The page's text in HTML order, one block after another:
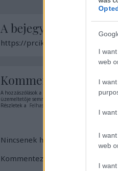
I
web
I
I
I
web
I
A bejegyzés
https://prcikk.blog.hu/api/
Kommentek:
A hozzászólások a
üzemeltetője semmilyen felelősséget nem vállal,
Részletek a Felhasználási feltételekben
Nincsenek hozzászólások.
Kommentezéshez